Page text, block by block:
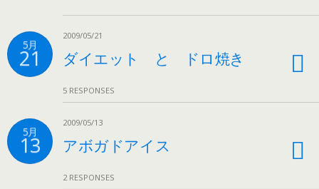
5月
21
2009/05/21
ダイエット と ドロ焼き
5 RESPONSES
5月
13
2009/05/13
アボガドアイス
2 RESPONSES